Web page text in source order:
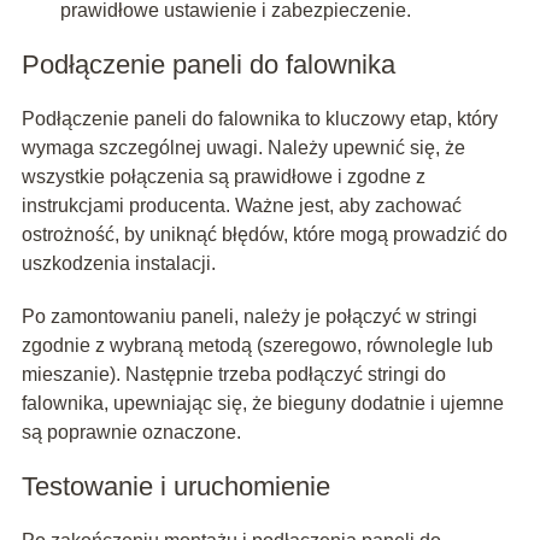
prawidłowe ustawienie i zabezpieczenie.
Podłączenie paneli do falownika
Podłączenie paneli do falownika to kluczowy etap, który
wymaga szczególnej uwagi. Należy upewnić się, że
wszystkie połączenia są prawidłowe i zgodne z
instrukcjami producenta. Ważne jest, aby zachować
ostrożność, by uniknąć błędów, które mogą prowadzić do
uszkodzenia instalacji.
Po zamontowaniu paneli, należy je połączyć w stringi
zgodnie z wybraną metodą (szeregowo, równolegle lub
mieszanie). Następnie trzeba podłączyć stringi do
falownika, upewniając się, że bieguny dodatnie i ujemne
są poprawnie oznaczone.
Testowanie i uruchomienie